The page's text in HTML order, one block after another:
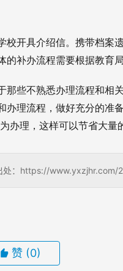
开具介绍信。携带档案
补办流程需要根据教育
些不熟悉办理流程和相
理流程，做好充分的准
办理，这样可以节省大量
处：https://www.yxzjhr.com/
赞 (0)